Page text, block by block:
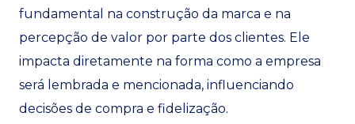
fundamental na construção da marca e na
percepção de valor por parte dos clientes. Ele
impacta diretamente na forma como a empresa
será lembrada e mencionada, influenciando
decisões de compra e fidelização.